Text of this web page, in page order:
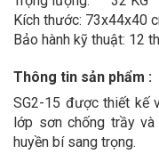
Kích thước: 73x44x40
Bảo hành kỹ thuật: 12
Thông tin sản phẩm :
SG2-15 được thiết kế
lớp sơn chống trầy
huyền bí sang trọng.